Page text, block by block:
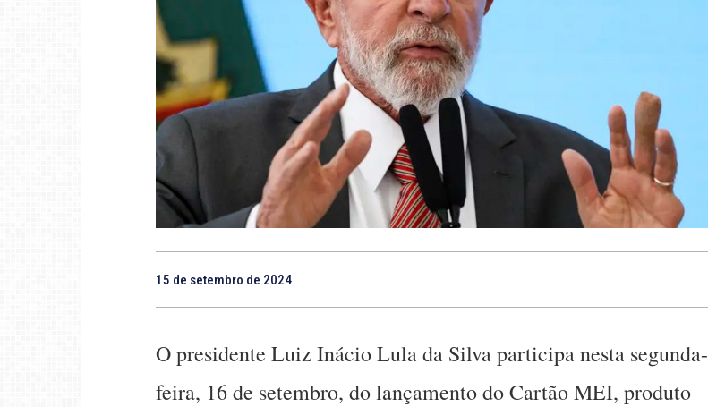
15 de setembro de 2024
O presidente Luiz Inácio Lula da Silva participa nesta segunda-
feira, 16 de setembro, do lançamento do Cartão MEI, produto